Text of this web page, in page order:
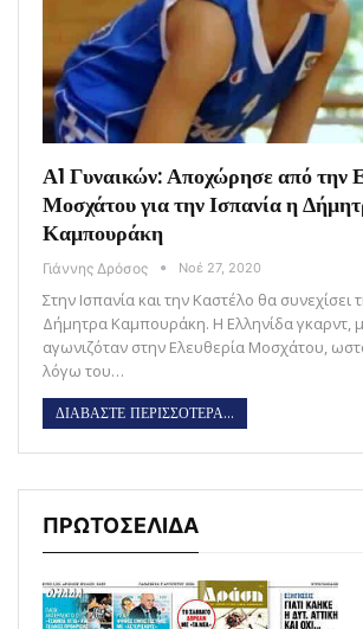
Α1 Γυναικών: Αποχώρησε από την
Μοσχάτου για την Ισπανία η
Καμπουράκη
Γιάννης Δρόσος Νοέ 27, 2020
Στην Ισπανία και την Καστέλο θα συνεχίσει
Δήμητρα Καμπουράκη. Η Ελληνίδα γκαρντ,
αγωνιζόταν στην Ελευθερία Μοσχάτου,
λόγω του…
ΔΙΑΒΑΣΤΕ ΠΕΡΙΣΣΟΤΕΡΑ...
ΠΡΩΤΟΣΕΛΙΔΑ